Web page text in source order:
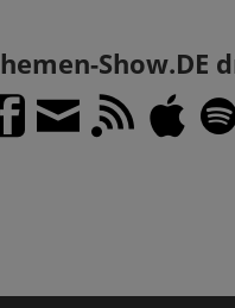
Show.DE